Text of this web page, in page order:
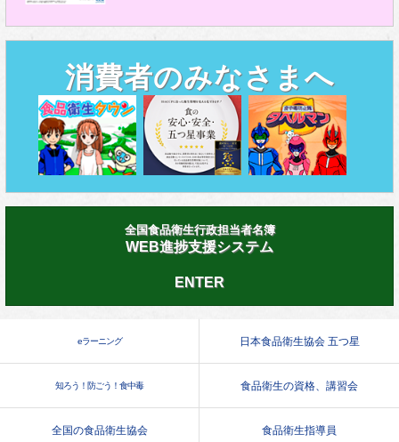
消費者のみなさまへ
全国食品衛生行政担当者名簿
WEB進捗支援システム
ENTER
eラーニング 日本食品衛生協会 五つ星
知ろう！防ごう！食中毒 食品衛生の資格、講習会
全国の食品衛生協会 食品衛生指導員